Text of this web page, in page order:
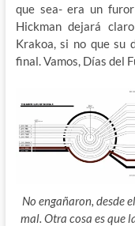
que sea- era un
Hickman dejará
Krakoa, si no que su
final. Vamos, Días del
No engañaron, desde
mal. Otra cosa es que